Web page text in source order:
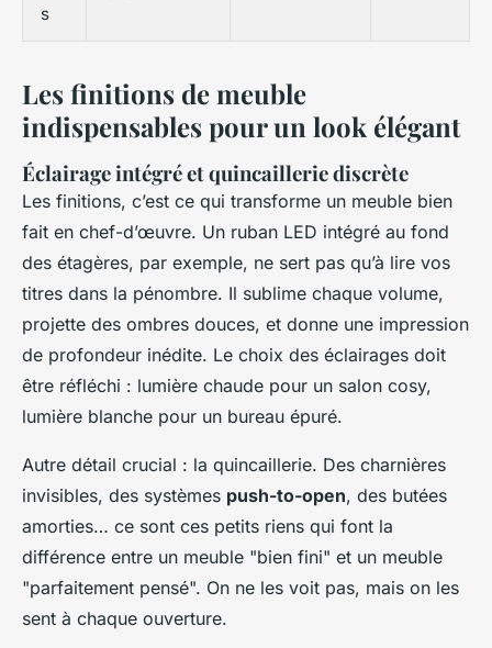
s
Les finitions de meuble
indispensables pour un look élégant
Éclairage intégré et quincaillerie discrète
Les finitions, c’est ce qui transforme un meuble bien
fait en chef-d’œuvre. Un ruban LED intégré au fond
des étagères, par exemple, ne sert pas qu’à lire vos
titres dans la pénombre. Il sublime chaque volume,
projette des ombres douces, et donne une impression
de profondeur inédite. Le choix des éclairages doit
être réfléchi : lumière chaude pour un salon cosy,
lumière blanche pour un bureau épuré.
Autre détail crucial : la quincaillerie. Des charnières
invisibles, des systèmes push-to-open, des butées
amorties… ce sont ces petits riens qui font la
différence entre un meuble "bien fini" et un meuble
"parfaitement pensé". On ne les voit pas, mais on les
sent à chaque ouverture.